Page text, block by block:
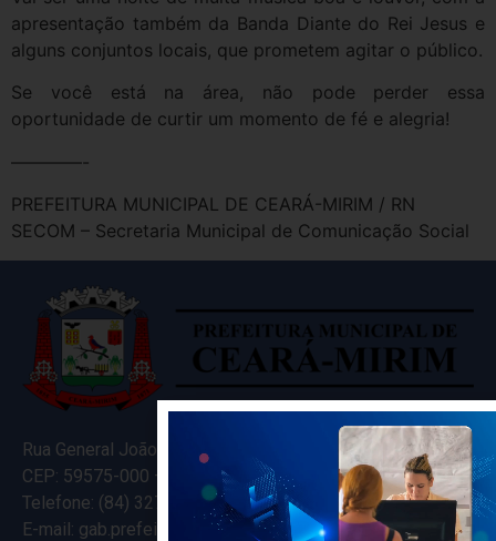
apresentação também da Banda Diante do Rei Jesus e
alguns conjuntos locais, que prometem agitar o público.
Se você está na área, não pode perder essa
oportunidade de curtir um momento de fé e alegria!
————-
PREFEITURA MUNICIPAL DE CEARÁ-MIRIM / RN
SECOM – Secretaria Municipal de Comunicação Social
Rua General João Varela, 635
CEP: 59575-000 – Ceará-Mirim – RN
Telefone: (84) 3274-5916
E-mail: gab.prefeitocearamirim@gmail.com